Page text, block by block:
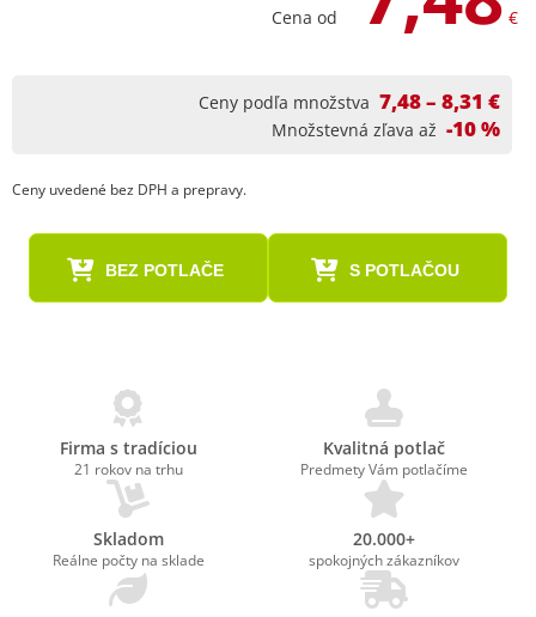
Cena od €
Ceny podľa množstva 7,48 – 8,31 €
Množstevná zľava až -10 %
Ceny uvedené bez DPH a prepravy.
BEZ POTLAČE S POTLAČOU
Firma s tradíciou
21 rokov na trhu
Kvalitná potlač
Predmety Vám potlačíme
Skladom
Reálne počty na sklade
20.000+
spokojných zákazníkov